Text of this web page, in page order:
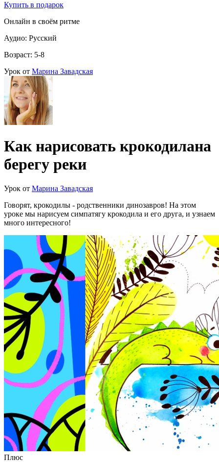
Купить в подарок
Онлайн в своём ритме
Аудио: Русский
Возраст: 5-8
Урок от Марина Завадская
Как нарисовать крокодилана
берегу реки
Урок от Марина Завадская
Говорят, крокодилы - родственники динозавров! На этом
уроке мы нарисуем симпатягу крокодила и его друга, и узнаем
много интересного!
Плюс